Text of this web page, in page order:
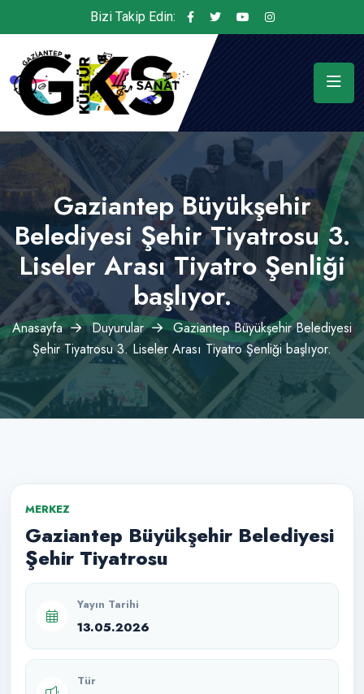
Bizi Takip Edin:
Gaziantep Büyükşehir
Belediyesi Şehir Tiyatrosu 3.
Liseler Arası Tiyatro Şenliği
başlıyor.
Anasayfa Duyurular
Gaziantep Büyükşehir Belediyesi
Şehir Tiyatrosu 3. Liseler Arası Tiyatro Şenliği başlıyor.
MERKEZ
Gaziantep Büyükşehir Belediyesi
Şehir Tiyatrosu
Yayın Tarihi
13.05.2026
Tür